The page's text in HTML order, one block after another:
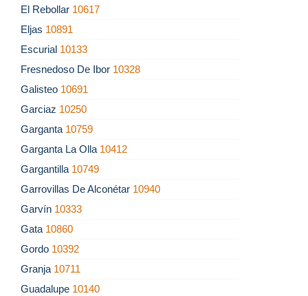
El Rebollar 10617
Eljas 10891
Escurial 10133
Fresnedoso De Ibor 10328
Galisteo 10691
Garciaz 10250
Garganta 10759
Garganta La Olla 10412
Gargantilla 10749
Garrovillas De Alconétar 10940
Garvín 10333
Gata 10860
Gordo 10392
Granja 10711
Guadalupe 10140